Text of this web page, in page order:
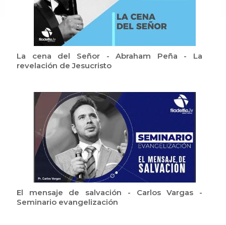
La cena del Señor - Abraham Peña - La
revelación de Jesucristo
El mensaje de salvación - Carlos Vargas -
Seminario evangelización